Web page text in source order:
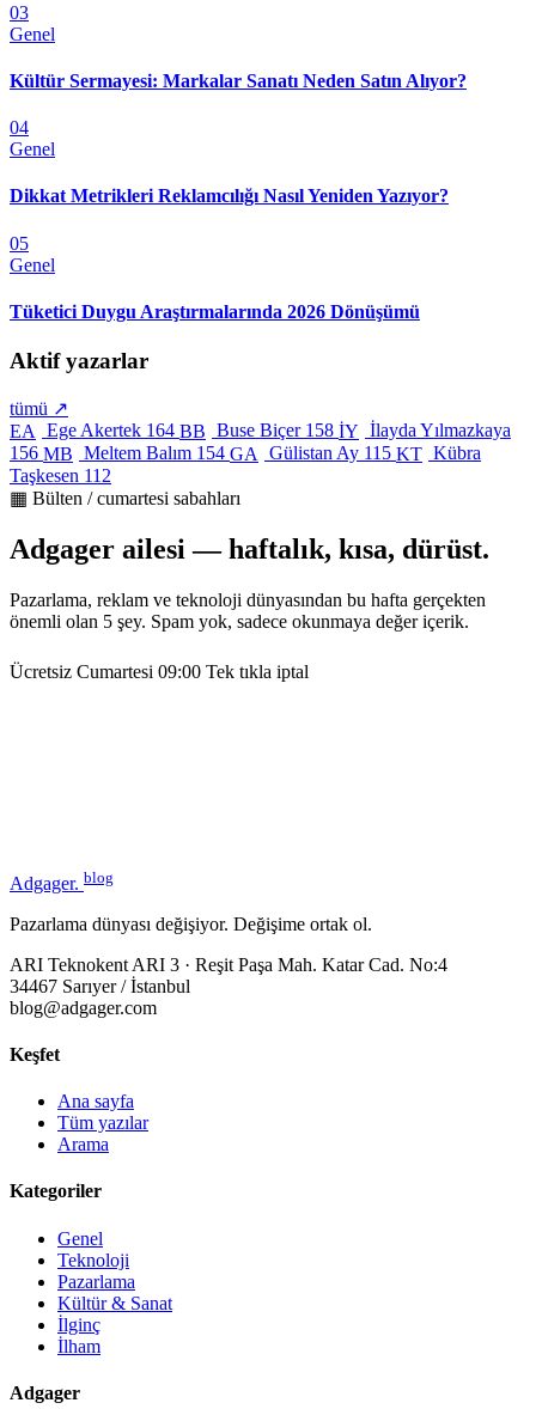
03
Genel
Kültür Sermayesi: Markalar Sanatı Neden Satın Alıyor?
04
Genel
Dikkat Metrikleri Reklamcılığı Nasıl Yeniden Yazıyor?
05
Genel
Tüketici Duygu Araştırmalarında 2026 Dönüşümü
Aktif yazarlar
tümü ↗
EA
Ege Akertek 164 BB Buse Biçer 158 İY İlayda Yılmazkaya
156 MB Meltem Balım 154 GA Gülistan Ay 115 KT Kübra
Taşkesen 112
▦ Bülten / cumartesi sabahları
Adgager ailesi — haftalık, kısa, dürüst.
Pazarlama, reklam ve teknoloji dünyasından bu hafta gerçekten
önemli olan 5 şey. Spam yok, sadece okunmaya değer içerik.
Ücretsiz Cumartesi 09:00 Tek tıkla iptal
Adgager. blog
Pazarlama dünyası değişiyor. Değişime ortak ol.
ARI Teknokent ARI 3 · Reşit Paşa Mah. Katar Cad. No:4
34467 Sarıyer / İstanbul
blog@adgager.com
Keşfet
Ana sayfa
Tüm yazılar
Arama
Kategoriler
Genel
Teknoloji
Pazarlama
Kültür & Sanat
İlginç
İlham
Adgager